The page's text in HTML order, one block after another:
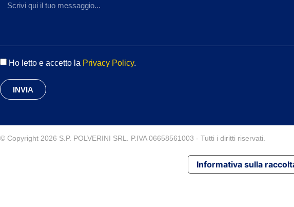
Ho letto e accetto la Privacy Policy.
INVIA
© Copyright 2026 S.P. POLVERINI SRL. P.IVA 06658561003 - Tutti i diritti riservati.
Informativa sulla